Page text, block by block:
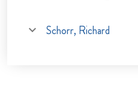
Schorr, Richard